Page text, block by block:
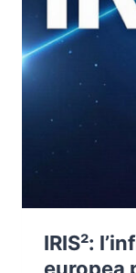
IRIS²:
europea